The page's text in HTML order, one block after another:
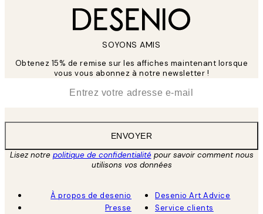
SOYONS AMIS
Obtenez 15% de remise sur les affiches maintenant lorsque
vous vous abonnez à notre newsletter !
ENVOYER
Lisez notre politique de confidentialitépour savoir comment nous
utilisons vos données
À propos de desenio
Presse
Desenio Art Advice
Service clients